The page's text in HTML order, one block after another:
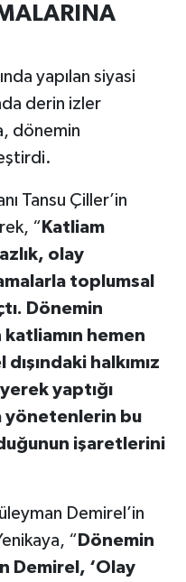
yapılan siyasi
derin izler
dönemin
Tansu Çiller’in
“ Katliam
olay
toplumsal
Dönemin
katliamın hemen
halkımız
yaptığı
yönetenlerin bu
işaretlerini
Demirel’in
“ Dönemin
Demirel, ‘Olay